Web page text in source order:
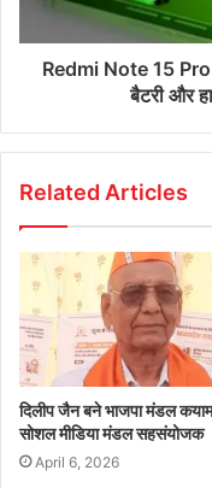
Redmi Note 15 Pro
बैटरी और
Related Articles
दिलीप जैन बने भाजपा मंडल
सोशल मीडिया मंडल सहसंयोजक
April 6, 2026